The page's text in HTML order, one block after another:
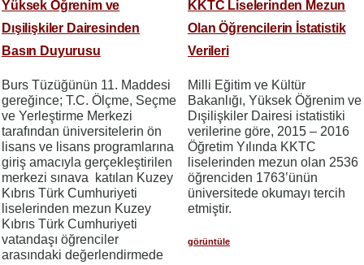
Yüksek Öğrenim ve
Dışilişkiler Dairesinden
Basın Duyurusu
Burs Tüzüğünün 11. Maddesi
gereğince; T.C. Ölçme, Seçme
ve Yerleştirme Merkezi
tarafından üniversitelerin ön
lisans ve lisans programlarına
giriş amacıyla gerçekleştirilen
merkezi sınava katılan Kuzey
Kıbrıs Türk Cumhuriyeti
liselerinden mezun Kuzey
Kıbrıs Türk Cumhuriyeti
vatandaşı öğrenciler
arasındaki değerlendirmede
KKTC Liselerinden Mezun
Olan Öğrencilerin İstatistik
Verileri
Milli Eğitim ve Kültür
Bakanlığı, Yüksek Öğrenim ve
Dışilişkiler Dairesi istatistiki
verilerine göre, 2015 – 2016
Öğretim Yılında KKTC
liselerinden mezun olan 2536
öğrenciden 1763’ünün
üniversitede okumayı tercih
etmiştir.
görüntüle